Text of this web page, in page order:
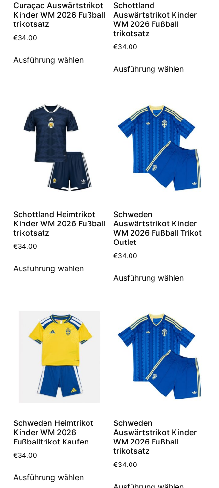
Curaçao Auswärtstrikot
Kinder WM 2026 Fußball
trikotsatz
€34.00
Ausführung wählen
Schottland
Auswärtstrikot Kinder
WM 2026 Fußball
trikotsatz
€34.00
Ausführung wählen
Schottland Heimtrikot
Kinder WM 2026 Fußball
trikotsatz
€34.00
Ausführung wählen
Schweden
Auswärtstrikot Kinder
WM 2026 Fußball Trikot
Outlet
€34.00
Ausführung wählen
Schweden Heimtrikot
Kinder WM 2026
Fußballtrikot Kaufen
€34.00
Ausführung wählen
Schweden
Auswärtstrikot Kinder
WM 2026 Fußball
trikotsatz
€34.00